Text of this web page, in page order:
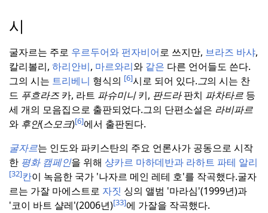
시
굴자르는 주로 우르두어와 펀자비어로 쓰지만, 브라즈 바샤,
칼리볼리, 하리안비, 마르와리와 같은 다른 언어들도 쓴다.
그의 시는 트리베니 형식의 [6]시로 되어 있다.그의 시는 찬
드 푸흐라즈 카, 라트 파슈미니키, 판드라판치 파차타르 등
세 개의 모음집으로 출판되었다.그의 단편소설은 라비파르
와 후안(스모크)[6]에서 출판된다.
굴자르는 인도와 파키스탄의 주요 언론사가 공동으로 시작
한 평화 캠페인을 위해 샹카르 마하데반과 라하트 파테 알리
[32]칸이 녹음한 국가 '나자르 메인 레테 호'를 작곡했다.굴자
르는 가잘 마에스트로 자짓 싱의 앨범 '마라심'(1999년)과
'코이 바트 샬레'(2006년)[33]에 가잘을 작곡했다.